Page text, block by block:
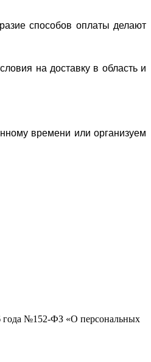
способов оплаты делают
на доставку в область и
времени или организуем
года №152-ФЗ «О персональных